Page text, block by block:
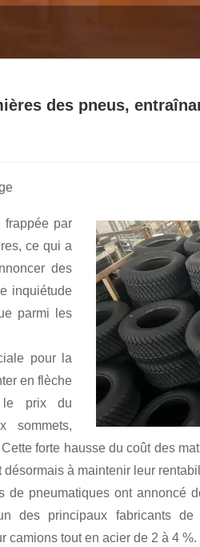
des pneus,
frappée par
ce qui a
des
inquiétude
parmi les
pour la
en flèche
le prix du
sommets,
forte hausse du coût des
à maintenir leur
de pneumatiques ont annoncé
des principaux fabricants
camions tout en acier de 2 à 4